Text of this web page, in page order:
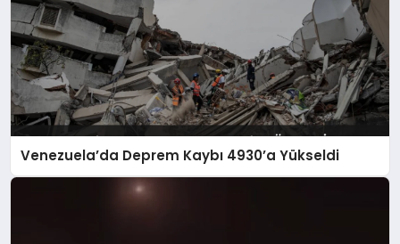
Venezuela’da Deprem Kaybı 4930’a Yükseldi